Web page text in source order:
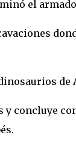
el
de
concluye